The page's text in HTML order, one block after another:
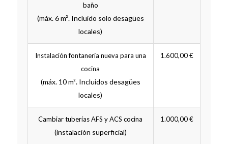
baño
(máx. 6 m². Incluido solo desagües
locales)
Instalación fontanería nueva para una
cocina
(máx. 10 m². Incluidos desagües
locales)
1.600,00 €
Cambiar tuberías AFS y ACS cocina
(instalación superficial)
1.000,00 €